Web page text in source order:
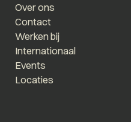
Over ons
Contact
Werken bij
Internationaal
Events
Locaties